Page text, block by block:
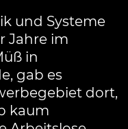
und Systeme
Jahre im
in
gab es
dort,
kaum